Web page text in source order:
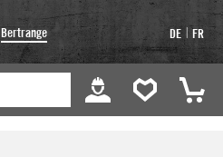
Bertrange DE | FR